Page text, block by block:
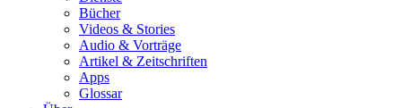
Bücher
Videos & Stories
Audio & Vorträge
Artikel & Zeitschriften
Apps
Glossar